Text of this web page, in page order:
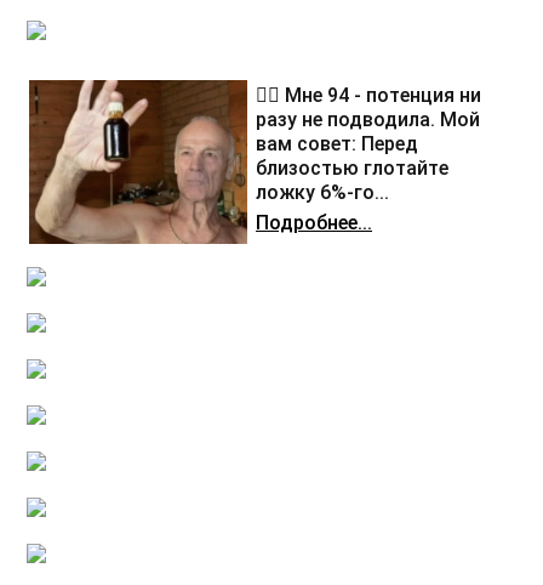
❤️‍🔥 Мне 94 - потенция ни
разу не подводила. Мой
вам совет: Перед
близостью глотайте
ложку 6%-го...
Подробнее...